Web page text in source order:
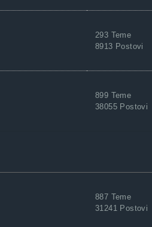
293 Teme
8913 Postovi
899 Teme
38055 Postovi
887 Teme
31241 Postovi